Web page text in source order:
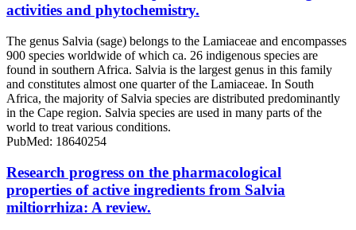
activities and phytochemistry.
The genus Salvia (sage) belongs to the Lamiaceae and encompasses
900 species worldwide of which ca. 26 indigenous species are
found in southern Africa. Salvia is the largest genus in this family
and constitutes almost one quarter of the Lamiaceae. In South
Africa, the majority of Salvia species are distributed predominantly
in the Cape region. Salvia species are used in many parts of the
world to treat various conditions.
PubMed: 18640254
Research progress on the pharmacological
properties of active ingredients from Salvia
miltiorrhiza: A review.